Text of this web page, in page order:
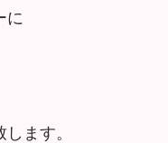
に
ます。